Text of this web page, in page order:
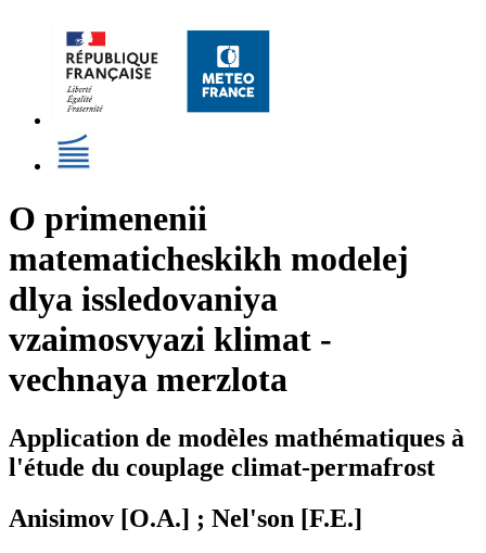
O primenenii
matematicheskikh modelej
dlya issledovaniya
vzaimosvyazi klimat -
vechnaya merzlota
Application de modèles mathématiques à
l'étude du couplage climat-permafrost
Anisimov [O.A.] ; Nel'son [F.E.]